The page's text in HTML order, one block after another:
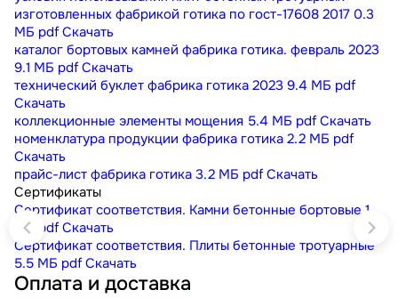
изготовленных фабрикой готика по гост-17608 2017 0.3
МБ pdf Скачать
каталог бортовых камней фабрика готика. февраль 2023
9.1 МБ pdf Скачать
технический буклет фабрика готика 2023 9.4 МБ pdf
Скачать
коллекционные элементы мощения 5.4 МБ pdf Скачать
номенклатура продукции фабрика готика 2.2 МБ pdf
Скачать
прайс-лист фабрика готика 3.2 МБ pdf Скачать
Сертификаты
Сертификат соответствия. Камни бетонные бортовые 1
МБ
pdf Скачать
Сертификат соответствия. Плиты бетонные тротуарные
5.5 МБ pdf Скачать
Оплата и доставка